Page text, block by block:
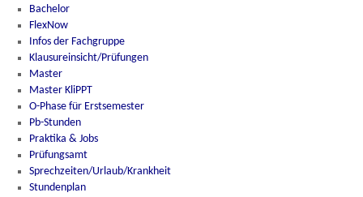
Bachelor
FlexNow
Infos der Fachgruppe
Klausureinsicht/Prüfungen
Master
Master KliPPT
O-Phase für Erstsemester
Pb-Stunden
Praktika & Jobs
Prüfungsamt
Sprechzeiten/Urlaub/Krankheit
Stundenplan